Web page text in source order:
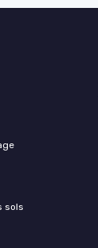
sols